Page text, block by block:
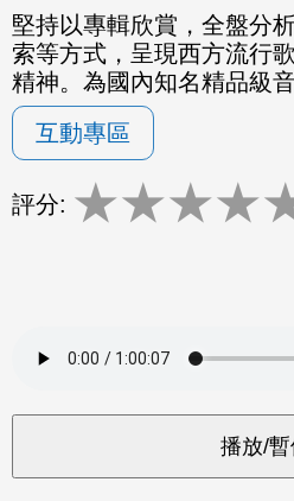
堅持以專輯欣賞，全盤分
索等方式，呈現西方流行
精神。為國內知名精品級音
互動專區
評分: ★★★★